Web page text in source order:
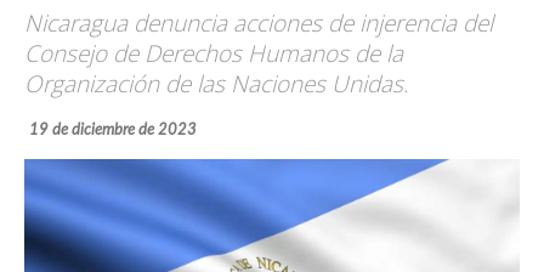
Nicaragua denuncia acciones de injerencia del
Consejo de Derechos Humanos de la
Organización de las Naciones Unidas.
19 de diciembre de 2023